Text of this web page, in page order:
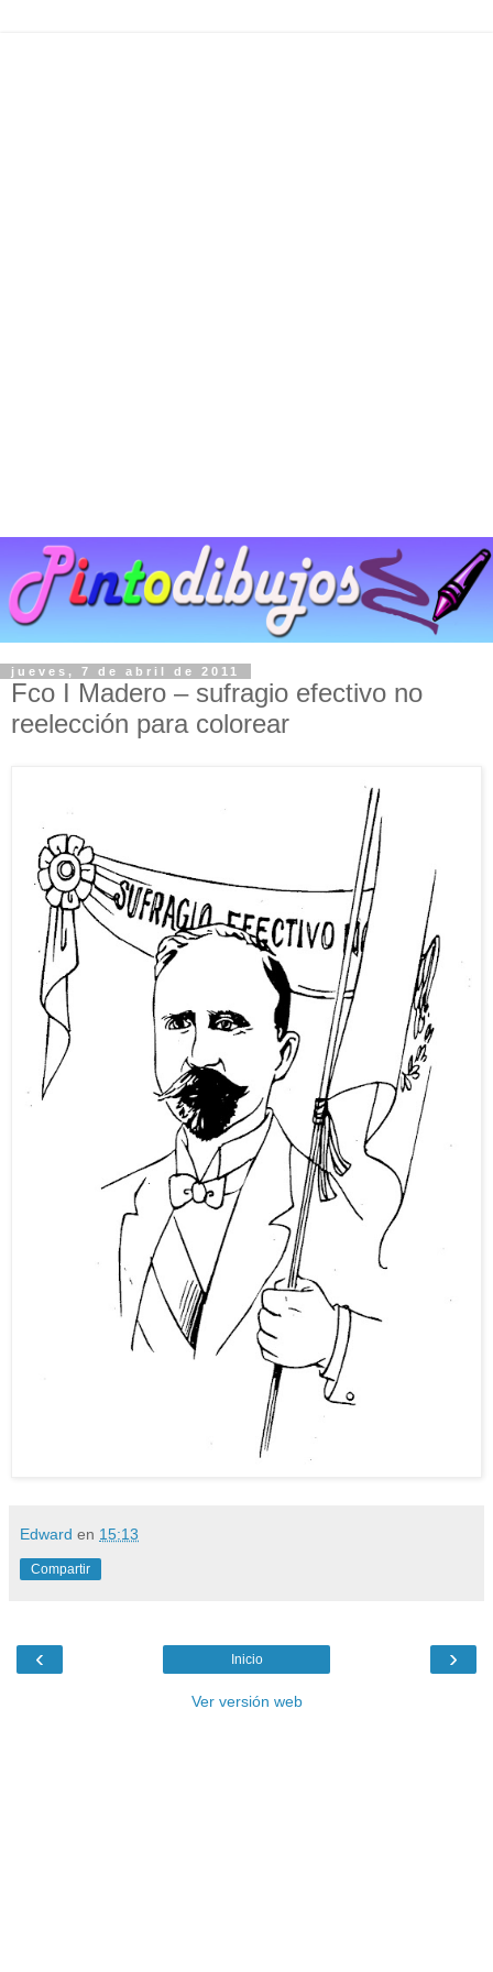
jueves, 7 de abril de 2011
Fco I Madero – sufragio efectivo no
reelección para colorear
Edward en 15:13
Compartir
‹ ›
Inicio
Ver versión web